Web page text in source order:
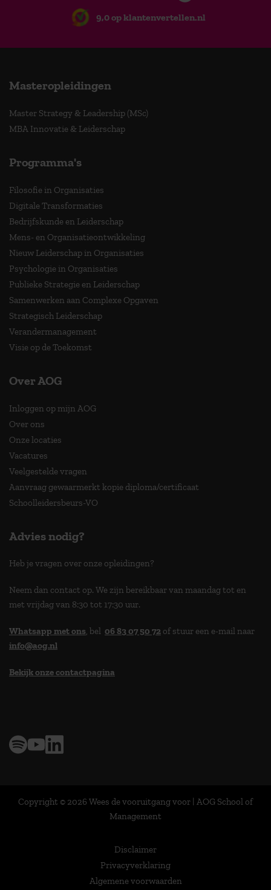
9,0 op klantenvertellen.nl
Masteropleidingen
Master Strategy & Leadership (MSc)
MBA Innovatie & Leiderschap
Programma's
Filosofie in Organisaties
Digitale Transformaties
Bedrijfskunde en Leiderschap
Mens- en Organisatieontwikkeling
Nieuw Leiderschap in Organisaties
Psychologie in Organisaties
Publieke Strategie en Leiderschap
Samenwerken aan Complexe Opgaven
Strategisch Leiderschap
Verandermanagement
Visie op de Toekomst
Over AOG
Inloggen op mijn AOG
Over ons
Onze locaties
Vacatures
Veelgestelde vragen
Aanvraag gewaarmerkt kopie diploma/certificaat
Schoolleidersbeurs-VO
Advies nodig?
Heb je vragen over onze opleidingen?
Neem dan contact op. We zijn bereikbaar van maandag tot en
met vrijdag van 8:30 tot 17:30 uur.
Whatsapp met ons, bel 06 83 07 50 72 of stuur een e-mail naar
info@aog.nl
Bekijk onze contactpagina
Copyright © 2026 Wees de vooruitgang voor | AOG School of
Management
Disclaimer
Privacyverklaring
Algemene voorwaarden